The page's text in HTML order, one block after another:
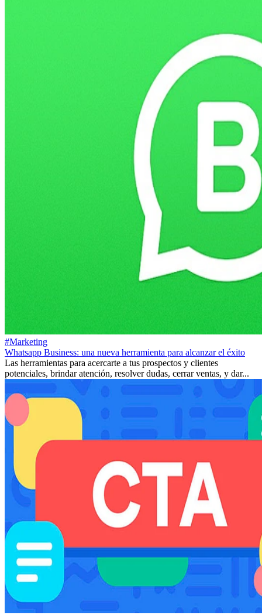
#Marketing
Whatsapp Business: una nueva herramienta para alcanzar el éxito
Las herramientas para acercarte a tus prospectos y clientes
potenciales, brindar atención, resolver dudas, cerrar ventas, y dar...